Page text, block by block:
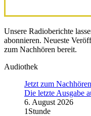
Unsere Radioberichte
abonnieren. Neueste
zum Nachhören bereit.
Audiothek
Jetzt zum
Die letzte Ausgabe
6. August 2026
1Stunde